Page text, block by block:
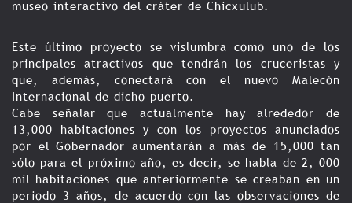
museo interactivo del cráter de Chicxulub.
Este último proyecto se vislumbra como uno de los
principales atractivos que tendrán los cruceristas y
que, además, conectará con el nuevo Malecón
Internacional de dicho puerto.
Cabe señalar que actualmente hay alrededor de
13,000 habitaciones y con los proyectos anunciados
por el Gobernador aumentarán a más de 15,000 tan
sólo para el próximo año, es decir, se habla de 2, 000
mil habitaciones que anteriormente se creaban en un
periodo 3 años, de acuerdo con las observaciones de